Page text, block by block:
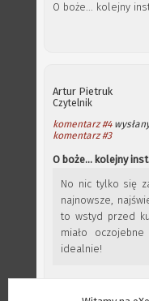
O boże... kolejny
Artur Pietruk
Czytelnik
komentarz #4
komentarz #3
O boże... kolejny
No nic tylko się
najnowsze,
to wstyd przed
miało
idealnie!